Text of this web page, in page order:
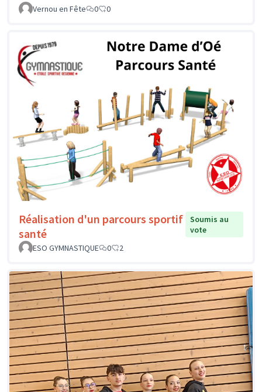
Vernou en Fête 0 0
Réalisation d'un parcours sportif
santé
Soumis au
vote
ESO GYMNASTIQUE
0 2